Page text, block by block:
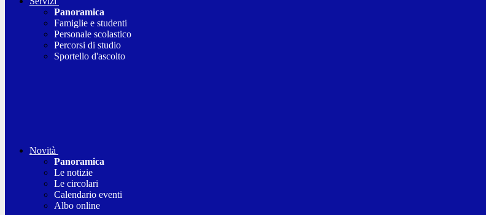
Panoramica
Famiglie e studenti
Personale scolastico
Percorsi di studio
Sportello d'ascolto
Novità
Panoramica
Le notizie
Le circolari
Calendario eventi
Albo online